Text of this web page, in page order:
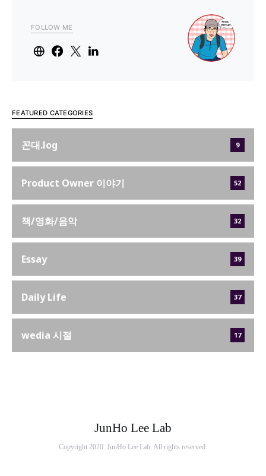
FOLLOW ME
FEATURED CATEGORIES
꼰대.log 9
Product Owner 이야기 52
책/영화/음악 32
Essay 39
Daily Life 37
wedia 시절 17
JunHo Lee Lab
Copyright 2020. JunHo Lee Lab. All rights reserved.